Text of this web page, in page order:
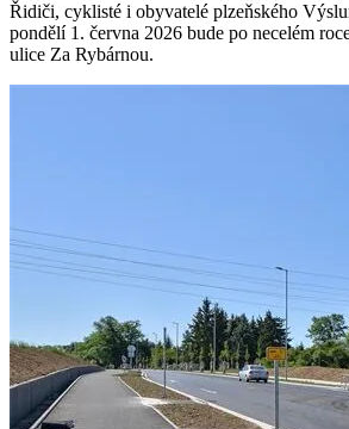
Řidiči, cyklisté i obyvatelé plzeňského
pondělí 1. června 2026 bude po necelém
ulice Za Rybárnou.